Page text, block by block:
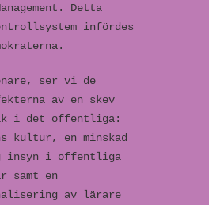
Detta
infördes
ser vi de
av en skev
i det offentliga:
kultur, en minskad
insyn i offentliga
samt en
av lärare